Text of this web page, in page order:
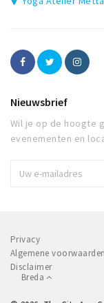
Nieuwsbrief
Wil je op de hoogte
evenementen en
Privacy
Algemene voorwaarden
Disclaimer
Breda